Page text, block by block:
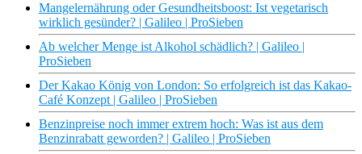
Mangelernährung oder Gesundheitsboost: Ist vegetarisch
wirklich gesünder? | Galileo | ProSieben
Ab welcher Menge ist Alkohol schädlich? | Galileo |
ProSieben
Der Kakao König von London: So erfolgreich ist das Kakao-
Café Konzept | Galileo | ProSieben
Benzinpreise noch immer extrem hoch: Was ist aus dem
Benzinrabatt geworden? | Galileo | ProSieben